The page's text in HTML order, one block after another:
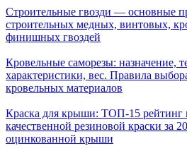
Строительные гвозди — основные
строительных медных, винтовых,
финишных гвоздей
Кровельные саморезы: назначение,
характеристики, вес. Правила
кровельных материалов
Краска для крыши: ТОП-15 рейтинг
качественной резиновой краски за
оцинкованной крыши